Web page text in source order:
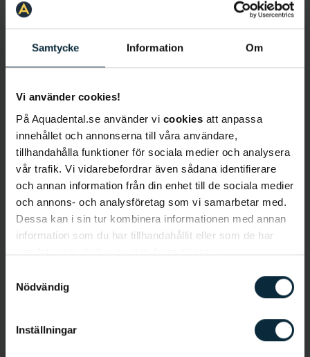
Samtycke Information Om
Vi använder cookies!
På Aquadental.se använder vi cookies att anpassa
innehållet och annonserna till våra användare,
tillhandahålla funktioner för sociala medier och analysera
vår trafik. Vi vidarebefordrar även sådana identifierare
och annan information från din enhet till de sociala medier
och annons- och analysföretag som vi samarbetar med.
Dessa kan i sin tur kombinera informationen med annan
information som du har tillhandahållit eller som de har
samlat in när du har använt deras tjänster.
Nödvändig
Inställningar
Lär känna Camila
Språk: Svenska, engelska, vietnamesiska
Basundersökning, lagningar,
protetik, kirurgi, sedering, tandstensborttagning,
rotbehandlingar.
arbetat som tandläkare i 3 år efter att ha studerat
tandvårdsyrket, därav har hon två legitimationer.
Camila är väldigt bekväm med att behandla